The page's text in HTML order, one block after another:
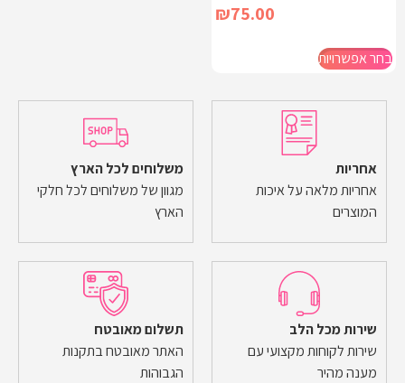
₪75.00
בחר אפשרויות
אחריות
אחריות מלאה על איכות
המוצרים
משלוחים לכל הארץ
מגוון של משלוחים לכל חלקי
הארץ
שירות מכל הלב
שירות לקוחות מקצועי עם
מענה מהיר
תשלום מאובטח
האתר מאובטח בתקנות
הגבוהות